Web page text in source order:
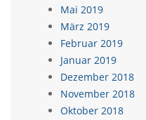
Mai 2019
März 2019
Februar 2019
Januar 2019
Dezember 2018
November 2018
Oktober 2018